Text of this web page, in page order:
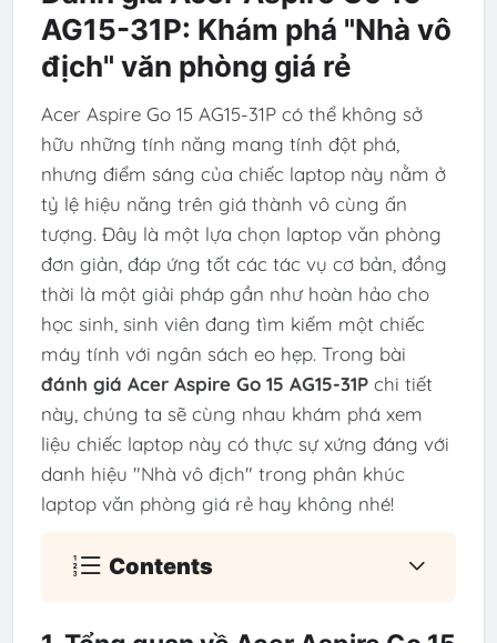
AG15-31P: Khám phá "Nhà vô
địch" văn phòng giá rẻ
Acer Aspire Go 15 AG15-31P có thể không sở
hữu những tính năng mang tính đột phá,
nhưng điểm sáng của chiếc laptop này nằm ở
tỷ lệ hiệu năng trên giá thành vô cùng ấn
tượng. Đây là một lựa chọn laptop văn phòng
đơn giản, đáp ứng tốt các tác vụ cơ bản, đồng
thời là một giải pháp gần như hoàn hảo cho
học sinh, sinh viên đang tìm kiếm một chiếc
máy tính với ngân sách eo hẹp. Trong bài
đánh giá Acer Aspire Go 15 AG15-31Pchi tiết
này, chúng ta sẽ cùng nhau khám phá xem
liệu chiếc laptop này có thực sự xứng đáng với
danh hiệu "Nhà vô địch" trong phân khúc
laptop văn phòng giá rẻ hay không nhé!
Contents